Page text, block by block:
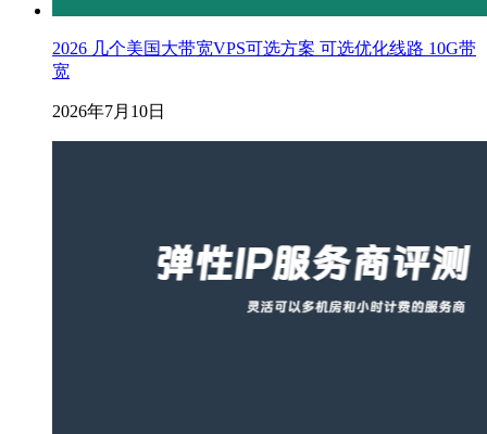
2026 几个美国大带宽VPS可选方案 可选优化线路 10G带
宽
2026年7月10日